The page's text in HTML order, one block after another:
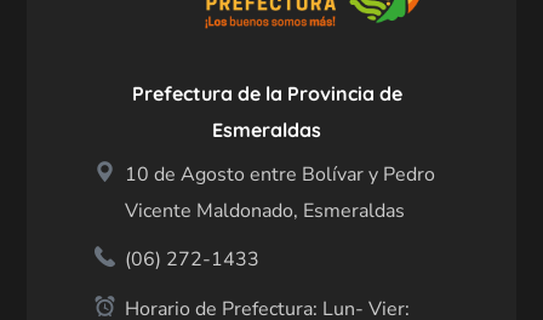
Prefectura de la Provincia de
Esmeraldas
10 de Agosto entre Bolívar y Pedro
Vicente Maldonado, Esmeraldas
(06) 272-1433
Horario de Prefectura: Lun- Vier: